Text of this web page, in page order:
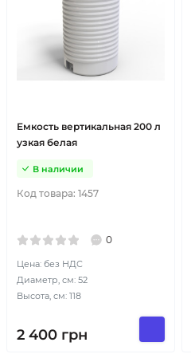
Емкость вертикальная 200 л
узкая белая
Код товара: 1457
В наличии
0
Цена: без НДС
Диаметр, см: 52
Высота, см: 118
2 400 грн